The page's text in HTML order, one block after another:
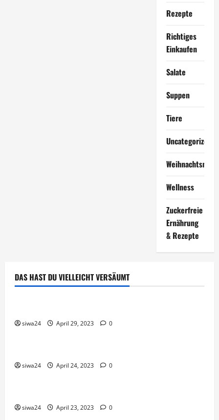
Rezepte
Richtiges
Einkaufen
Salate
Suppen
Tiere
Uncategorized
Wellness
Zuckerfreie
Ernährung
& Rezepte
DAS HAST DU VIELLEICHT VERSÄUMT
Brot & Brötchen
siwa24 April 29, 2023 0
Pfannen-Gerichte Rezepte
siwa24 April 24, 2023 0
Brot & Brötchen
siwa24 April 23, 2023 0
Brot & Brötchen